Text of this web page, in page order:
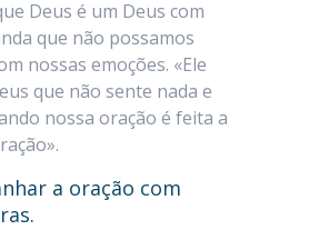
Deus é um Deus com
que não possamos
nossas emoções. «Ele
que não sente nada e
nossa oração é feita a
a oração com